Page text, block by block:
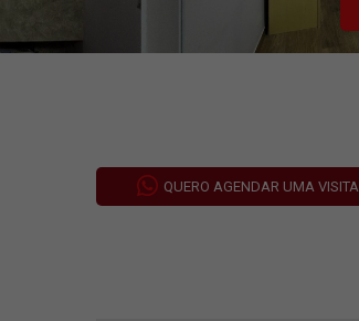
QUERO AGENDAR UMA VISITA